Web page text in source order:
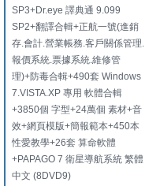
SP3+Dr.eye 譯典通 9.099
SP2+翻譯合輯+正航一號(進銷
存.會計.營業帳務.客戶關係管理.
報價系統.票據系統.維修管
理)+防毒合輯+490套 Windows
7.VISTA.XP 專用 軟體合輯
+3850個 字型+24萬個 素材+音
效+網頁模版+簡報範本+450本
性愛教學+26套 算命軟體
+PAPAGO 7 衛星導航系統 繁體
中文 (8DVD9)